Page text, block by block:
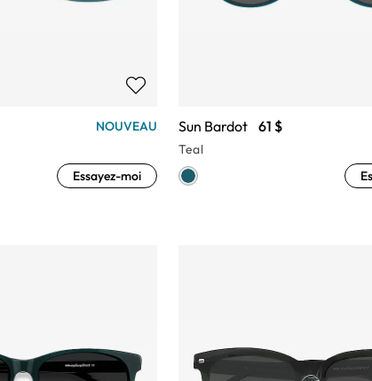
NOUVEAU
Essayez-moi
Sun Bardot 61 $
Teal